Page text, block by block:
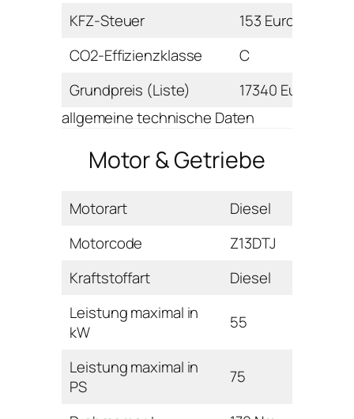
KFZ-Steuer
153 Euro
CO2-Effizienzklasse
C
Grundpreis (Liste)
17340 Euro
allgemeine technische Daten
Motor & Getriebe
Motorart
Diesel
Motorcode
Z13DTJ
Kraftstoffart
Diesel
Leistung maximal in
kW
55
Leistung maximal in
PS
75